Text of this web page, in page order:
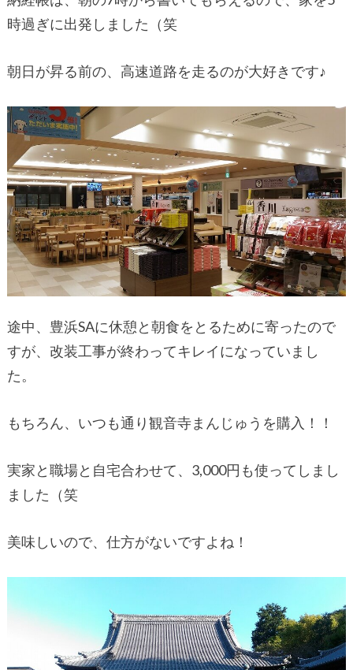
時過ぎに出発しました（笑
朝日が昇る前の、高速道路を走るのが大好きです♪
途中、豊浜SAに休憩と朝食をとるために寄ったので
すが、改装工事が終わってキレイになっていまし
た。
もちろん、いつも通り観音寺まんじゅうを購入！！
実家と職場と自宅合わせて、3,000円も使ってしまし
ました（笑
美味しいので、仕方がないですよね！